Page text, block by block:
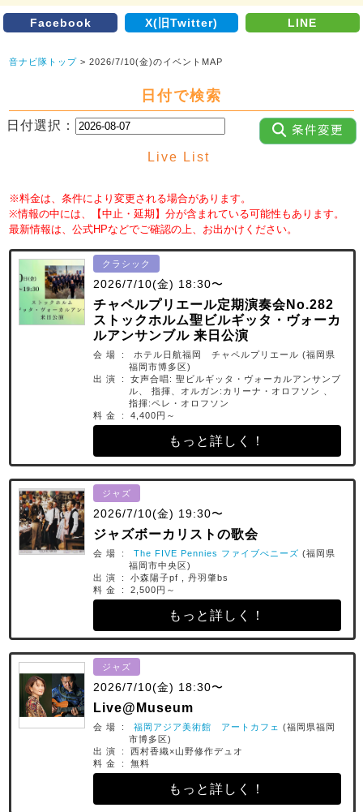
Facebook X(旧Twitter) LINE
音ナビ隊トップ > 2026/7/10(金)のイベントMAP
日付で検索
日付選択：
Live List
※料金は、条件により変更される場合があります。
※情報の中には、【中止・延期】分が含まれている可能性もあります。
最新情報は、公式HPなどでご確認の上、お出かけください。
クラシック
2026/7/10(金) 18:30〜
チャペルプリエール定期演奏会No.282
ストックホルム聖ビルギッタ・ヴォーカ
ルアンサンブル 来日公演
会 場 : ホテル日航福岡 チャペルプリエール (福岡県
福岡市博多区)
出 演 : 女声合唱: 聖ビルギッタ・ヴォーカルアンサンブ
ル、 指揮、オルガン:カリーナ・オロフソン 、
指揮:ペレ・オロフソン
料 金 : 4,400円～
もっと詳しく！
ジャズ
2026/7/10(金) 19:30〜
ジャズボーカリストの歌会
会 場 : The FIVE Pennies ファイブぺニーズ (福岡県
福岡市中央区)
出 演 : 小森陽子pf , 丹羽肇bs
料 金 : 2,500円～
もっと詳しく！
ジャズ
2026/7/10(金) 18:30〜
Live@Museum
会 場 : 福岡アジア美術館 アートカフェ (福岡県福岡
市博多区)
出 演 : 西村香織×山野修作デュオ
料 金 : 無料
もっと詳しく！